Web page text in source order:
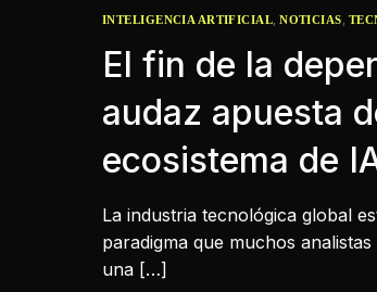
INTELIGENCIA ARTIFICIAL,NOTICIAS,
El fin de la
audaz apuesta
ecosistema de
La industria tecnológica global
paradigma que muchos
una […]